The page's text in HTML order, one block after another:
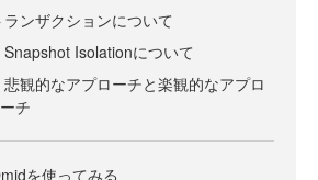
ランザクションについて
Snapshot Isolationについて
悲観的なアプローチと楽観的なアプロ
ーチ
を使ってみる